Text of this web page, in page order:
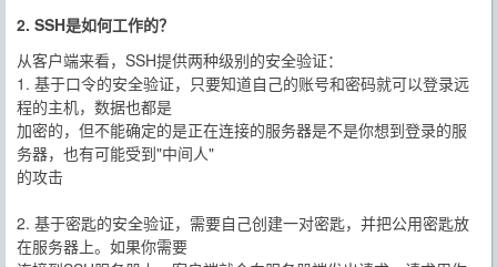
2. SSH是如何工作的？
从客户端来看，SSH提供两种级别的安全验证：
1. 基于口令的安全验证，只要知道自己的账号和密码就可以登录远
程的主机，数据也都是
加密的，但不能确定的是正在连接的服务器是不是你想到登录的服
务器，也有可能受到"中间人"
的攻击
2. 基于密匙的安全验证，需要自己创建一对密匙，并把公用密匙放
在服务器上。如果你需要